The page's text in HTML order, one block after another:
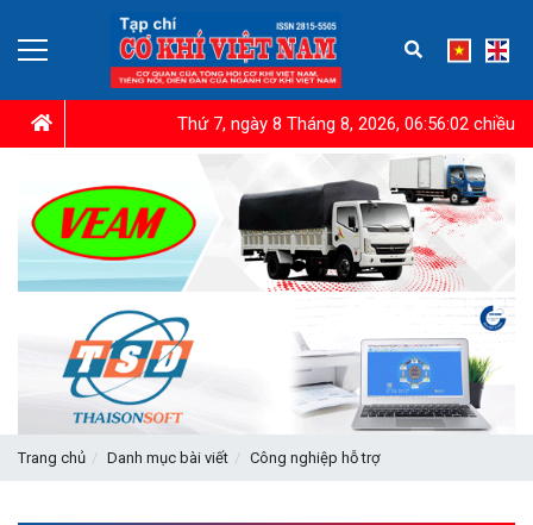
Thứ 7, ngày 8 Tháng 8, 2026, 06:56:03 chiều
Trang chủ Danh mục bài viết Công nghiệp hỗ trợ